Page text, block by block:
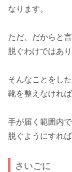
なります。
ただ、だからと言
脱ぐわけではあ
そんなことをし
靴を整えなけれ
手が届く 範囲内で
脱ぐようにすれば
さいごに